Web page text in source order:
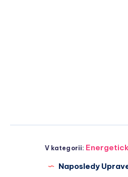
V kategorii:
Naposledy